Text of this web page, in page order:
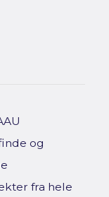
og
fra hele